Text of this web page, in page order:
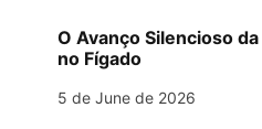
O Avanço Silencioso
no Fígado
5 de June de 2026